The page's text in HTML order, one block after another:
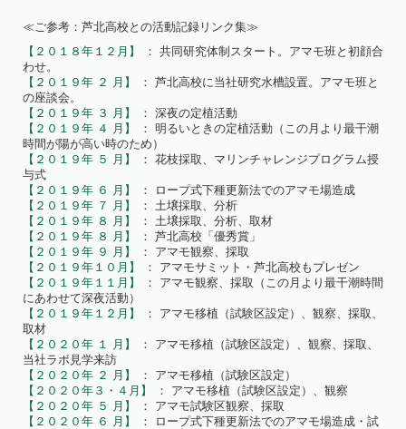
≪ご参考：芦北高校との活動記録リンク集≫
【２０１８年１２月】
： 共同研究体制スタート。アマモ班と初顔合
わせ。
【２０１９年 ２ 月】
： 芦北高校に当社研究水槽設置。アマモ班と
の座談会。
【２０１９年 ３ 月】
： 深夜の定植活動
【２０１９年 ４ 月】
： 明るいときの定植活動（この月より最干潮
時間が陽が高い時のため）
【２０１９年 ５ 月】
： 花枝採取、マリンチャレンジプログラム授
与式
【２０１９年 ６ 月】
： ロープ式下種更新法でのアマモ場造成
【２０１９年 ７ 月】
： 土壌採取、分析
【２０１９年 ８ 月】
： 土壌採取、分析、取材
【２０１９年 ８ 月】
： 芦北高校「優秀賞」
【２０１９年 ９ 月】
： アマモ観察、採取
【２０１９年１０月】
： アマモサミット・芦北高校もプレゼン
【２０１９年１１月】
： アマモ観察、採取（この月より最干潮時間
にあわせて深夜活動）
【２０１９年１２月】
： アマモ移植（試験区設定）、観察、採取、
取材
【２０２０年 １ 月】
： アマモ移植（試験区設定）、観察、採取、
当社ラボ見学来訪
【２０２０年 ２ 月】
： アマモ移植（試験区設定）
【２０２０年３・４月】
： アマモ移植（試験区設定）、観察
【２０２０年 ５ 月】
： アマモ試験区観察、採取
【２０２０年 ６ 月】
： ロープ式下種更新法でのアマモ場造成・試